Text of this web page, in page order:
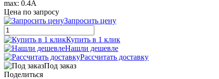
max: 0.4A
Цена по запросу
Запросить цену
Купить в 1 клик
Нашли дешевле
Рассчитать доставку
Под заказ
Поделиться